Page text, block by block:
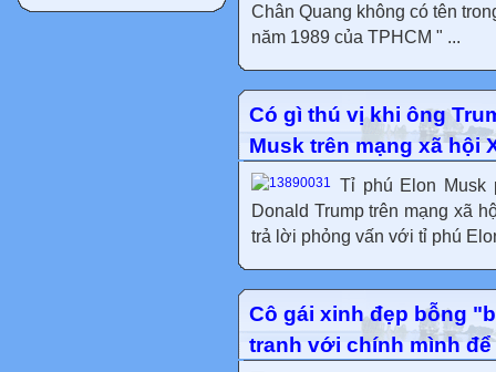
Chân Quang không có tên
năm 1989 của TPHCM " ...
Có gì thú vị khi ông
Musk trên mạng xã hội
Tỉ phú Elon Musk
Donald Trump trên mạng xã
trả lời phỏng vấn với tỉ phú
Cô gái xinh đẹp bỗng
tranh với chính mình